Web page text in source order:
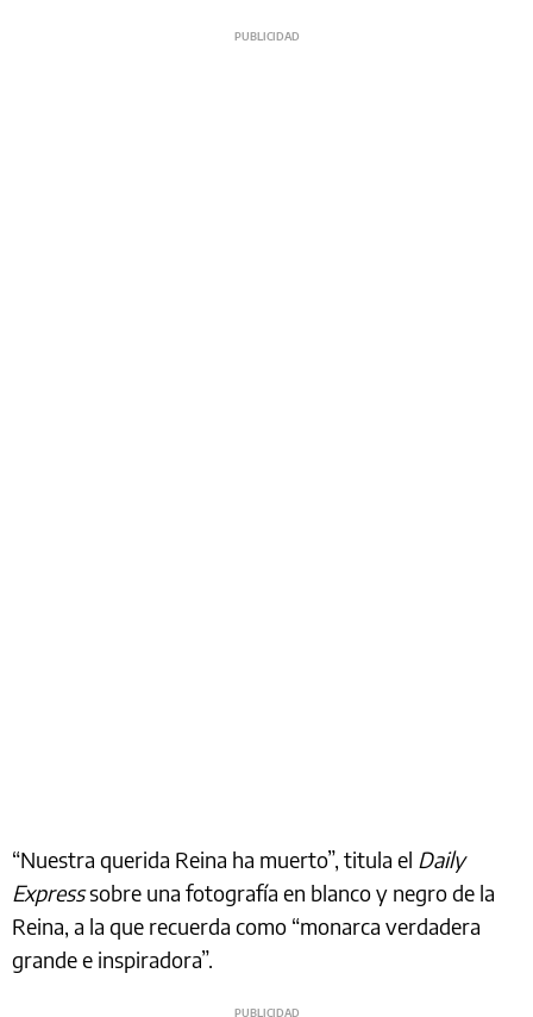
“Nuestra querida Reina ha muerto”, titula el Daily
Expresssobre una fotografía en blanco y negro de la
Reina, a la que recuerda como “monarca verdadera
grande e inspiradora”.